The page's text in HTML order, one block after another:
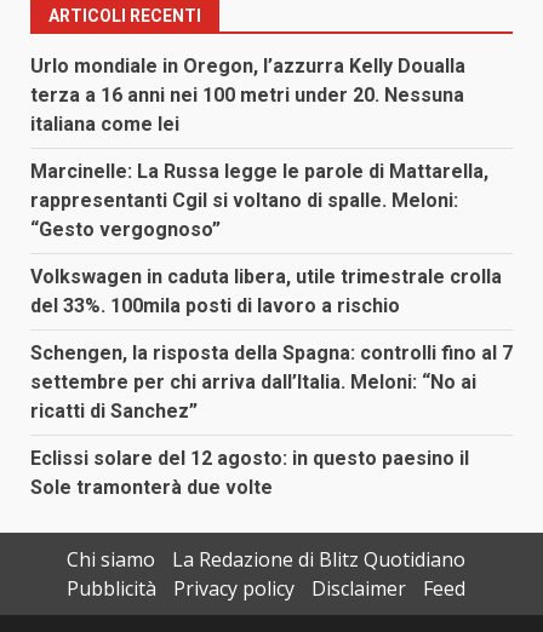
ARTICOLI RECENTI
Urlo mondiale in Oregon, l’azzurra Kelly Doualla
terza a 16 anni nei 100 metri under 20. Nessuna
italiana come lei
Marcinelle: La Russa legge le parole di Mattarella,
rappresentanti Cgil si voltano di spalle. Meloni:
“Gesto vergognoso”
Volkswagen in caduta libera, utile trimestrale crolla
del 33%. 100mila posti di lavoro a rischio
Schengen, la risposta della Spagna: controlli fino al 7
settembre per chi arriva dall’Italia. Meloni: “No ai
ricatti di Sanchez”
Eclissi solare del 12 agosto: in questo paesino il
Sole tramonterà due volte
Chi siamo
La Redazione di Blitz Quotidiano
Pubblicità
Privacy policy Disclaimer
Feed